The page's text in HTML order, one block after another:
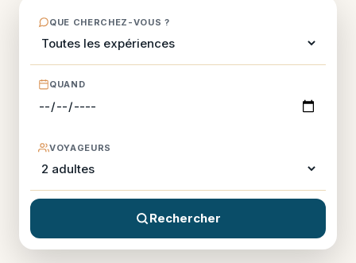
QUE CHERCHEZ-VOUS ?
QUAND
VOYAGEURS
Rechercher